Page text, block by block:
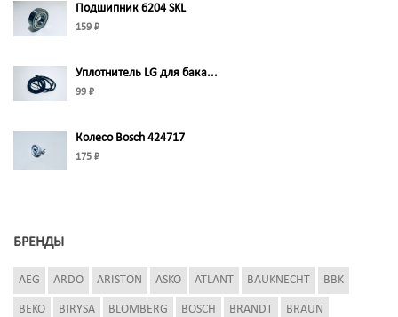
Подшипник 6204 SKL
159 ₽
Уплотнитель LG для бака...
99 ₽
Колесо Bosch 424717
175 ₽
БРЕНДЫ
AEG ARDO ARISTON ASKO ATLANT BAUKNECHT BBK
BEKO BIRYSA BLOMBERG BOSCH BRANDT BRAUN